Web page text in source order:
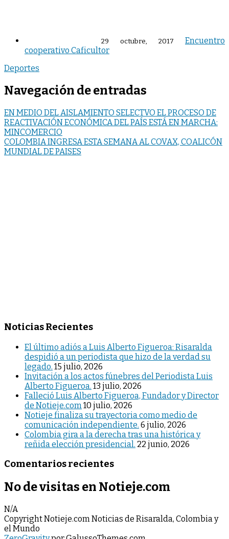
29 octubre, 2017
Encuentro
cooperativo Caficultor
Deportes
Navegación de entradas
EN MEDIO DEL AISLAMIENTO SELECTVO EL PROCESO DE
REACTIVACIÓN ECONÓMICA DEL PAÍS ESTÁ EN MARCHA:
MINCOMERCIO
COLOMBIA INGRESA ESTA SEMANA AL COVAX, COALICÓN
MUNDIAL DE PAISES
Noticias Recientes
El último adiós a Luis Alberto Figueroa: Risaralda
despidió a un periodista que hizo de la verdad su
legado. 15 julio, 2026
Invitación a los actos fúnebres del Periodista Luis
Alberto Figueroa. 13 julio, 2026
Falleció Luis Alberto Figueroa, Fundador y Director
de Notieje.com 10 julio, 2026
Notieje finaliza su trayectoria como medio de
comunicación independiente. 6 julio, 2026
Colombia gira a la derecha tras una histórica y
reñida elección presidencial. 22 junio, 2026
Comentarios recientes
No de visitas en Notieje.com
N/A
Copyright Notieje.com Noticias de Risaralda, Colombia y
el Mundo